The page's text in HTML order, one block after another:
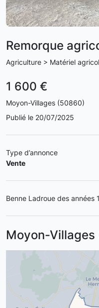
Remorque
Agriculture > Matériel
1 600 €
Moyon-Villages (50860)
Publié le 20/07/2025
Type d’annonce
Vente
Benne Ladroue des
Moyon-